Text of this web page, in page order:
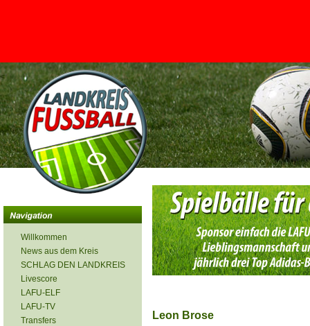
<
Willkommen
News aus dem Kreis
SCHLAG DEN LANDKREIS
Livescore
LAFU-ELF
LAFU-TV
Transfers
Leon Brose